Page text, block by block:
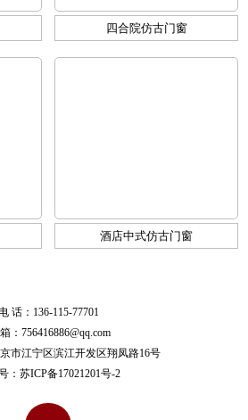
四合院仿古门窗
酒店中式仿古门窗
话：136-115-77701
：756416886@qq.com
市江宁区滨江开发区翔凤路16号
： 苏ICP备17021201号-2